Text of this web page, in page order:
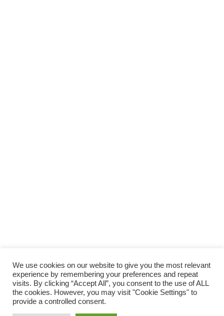
We use cookies on our website to give you the most relevant
experience by remembering your preferences and repeat
visits. By clicking “Accept All”, you consent to the use of ALL
the cookies. However, you may visit "Cookie Settings" to
provide a controlled consent.